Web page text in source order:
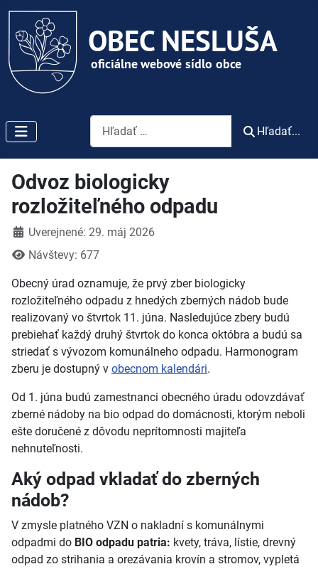
Vyhľadávanie
Hľadať...
Odvoz biologicky
rozložiteľného odpadu
DetailyUverejnené: 29. máj 2026
Návštevy: 677
Obecný úrad oznamuje, že prvý zber biologicky
rozložiteľného odpadu z hnedých zberných nádob bude
realizovaný vo štvrtok 11. júna. Nasledujúce zbery budú
prebiehať každý druhý štvrtok do konca októbra a budú sa
striedať s vývozom komunálneho odpadu. Harmonogram
zberu je dostupný v obecnom kalendári.
Od 1. júna budú zamestnanci obecného úradu odovzdávať
zberné nádoby na bio odpad do domácnosti, ktorým neboli
ešte doručené z dôvodu neprítomnosti majiteľa
nehnuteľnosti.
Aký odpad vkladať do zberných
nádob?
V zmysle platného VZN o nakladní s komunálnymi
odpadmi do BIO odpadu patria: kvety, tráva, lístie, drevný
odpad zo strihania a orezávania krovín a stromov, vypletá